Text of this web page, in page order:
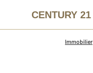
CENTURY 21
Immobilier